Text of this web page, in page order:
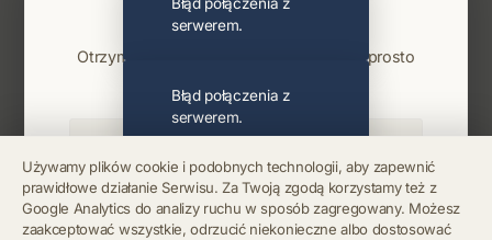
Używamy plików cookie i podobnych technologii, aby zapewnić
prawidłowe działanie Serwisu. Za Twoją zgodą korzystamy też z
Google Analytics do analizy ruchu w sposób zagregowany. Możesz
zaakceptować wszystkie, odrzucić niekonieczne albo dostosować
Bądź na bieżąco
Otrzymuj info o koncertach i premierach prosto
Zapisz się
serwerem.
Błąd połączenia z
serwerem.
Błąd połączenia z
serwerem.